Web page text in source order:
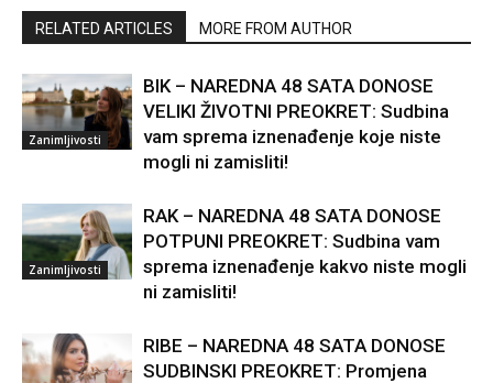
RELATED ARTICLES MORE FROM AUTHOR
Zanimljivosti
BIK – NAREDNA 48 SATA DONOSE
VELIKI ŽIVOTNI PREOKRET: Sudbina
vam sprema iznenađenje koje niste
mogli ni zamisliti!
Zanimljivosti
RAK – NAREDNA 48 SATA DONOSE
POTPUNI PREOKRET: Sudbina vam
sprema iznenađenje kakvo niste mogli
ni zamisliti!
RIBE – NAREDNA 48 SATA DONOSE
SUDBINSKI PREOKRET: Promjena